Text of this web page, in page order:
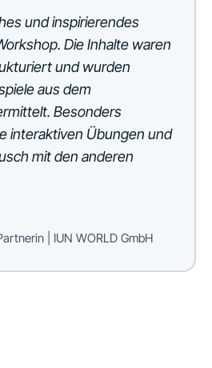
und inspirierendes
Die Inhalte waren
und wurden
aus dem
Besonders
interaktiven Übungen und
mit den anderen
| IUN WORLD GmbH